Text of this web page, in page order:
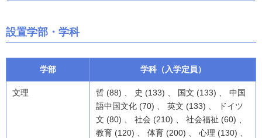
設置学部・学科
学部 学科（入学定員）
文理
哲 (88) 、 史 (133) 、 国文 (133) 、 中国
語中国文化 (70) 、 英文 (133) 、 ドイツ
文 (80) 、 社会 (210) 、 社会福祉 (60) 、
教育 (120) 、 体育 (200) 、 心理 (130) 、